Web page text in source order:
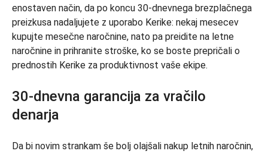
enostaven način, da po koncu 30-dnevnega brezplačnega
preizkusa nadaljujete z uporabo Kerike: nekaj mesecev
kupujte mesečne naročnine, nato pa preidite na letne
naročnine in prihranite stroške, ko se boste prepričali o
prednostih Kerike za produktivnost vaše ekipe.
30-dnevna garancija za vračilo
denarja
Da bi novim strankam še bolj olajšali nakup letnih naročnin,